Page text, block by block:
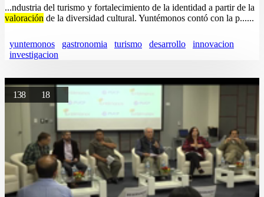
...ndustria del turismo y fortalecimiento de la identidad a partir de la
valoración de la diversidad cultural. Yuntémonos contó con la p......
yuntemonos gastronomia turismo desarrollo
innovacion
investigacion
138 18